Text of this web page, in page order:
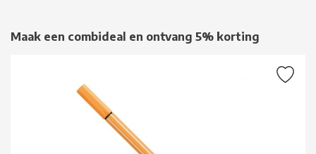
Maak een combideal en ontvang 5% korting